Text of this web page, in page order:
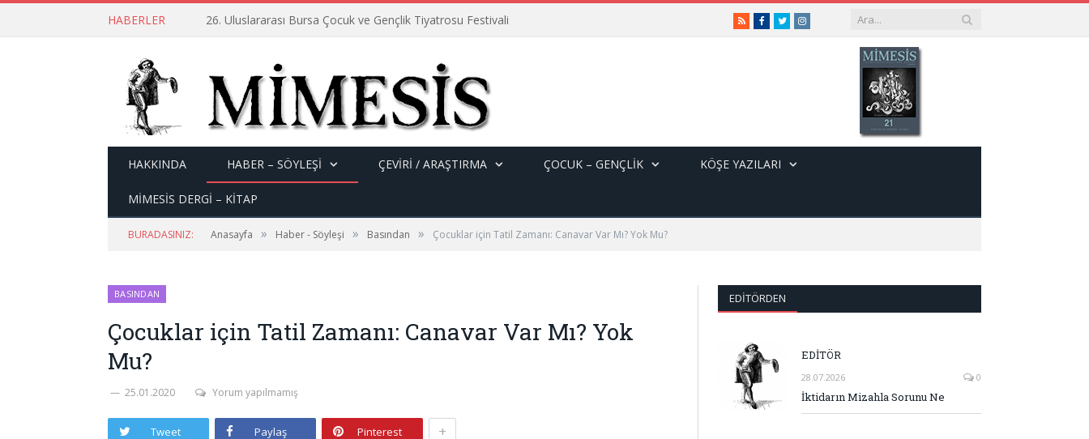
HABERLER 26. Uluslararası Bursa Çocuk ve Gençlik Tiyatrosu Festivali RSSFacebook
TwitterInstagram
HAKKINDA HABER – SÖYLEŞI ÇEVİRİ / ARAŞTIRMA ÇOCUK – GENÇLIK KÖŞE YAZILARI
MİMESİS DERGİ – KİTAP
BURADASINIZ: Anasayfa » Haber - Söyleşi » Basından » Çocuklar için Tatil Zamanı: Canavar Var Mı? Yok Mu?
BASINDAN
Çocuklar için Tatil Zamanı: Canavar Var Mı? Yok
Mu?
25.01.2020 Yorum yapılmamış
Tweet Paylaş Pinterest +
EDITÖRDEN
EDİTÖR
28.07.2026 0
İktidarın Mizahla Sorunu Ne